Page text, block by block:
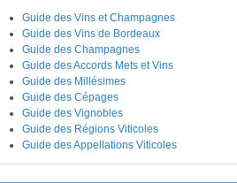
Guide des Vins et Champagnes
Guide des Vins de Bordeaux
Guide des Champagnes
Guide des Accords Mets et Vins
Guide des Millésimes
Guide des Cépages
Guide des Vignobles
Guide des Régions Viticoles
Guide des Appellations Viticoles